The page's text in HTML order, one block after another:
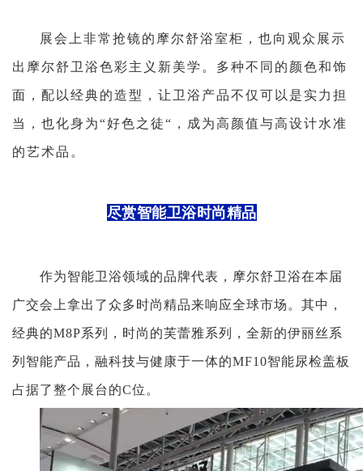
展会上非常抢镜的摩尔舒浴室柜，也向观众展示
出摩尔舒卫浴色彩主义新美学。多种不同的颜色和饰
面，配以经典的造型，让卫浴产品不仅可以是实力担
当，也化身为“好色之徒“，成为高颜值与高设计水准
的艺术品。
尽赏智能卫浴时尚精品
作为智能卫浴领域的品牌代表，摩尔舒卫浴在本届
广交会上拿出了众多时尚精品来响应全球市场。其中，
经典的M8P系列，时尚的芙蕾雅系列，全新的伊丽丝系
列智能产品，融科技与健康于一体的MF10智能尿检盖板
占据了整个展台的C位 。